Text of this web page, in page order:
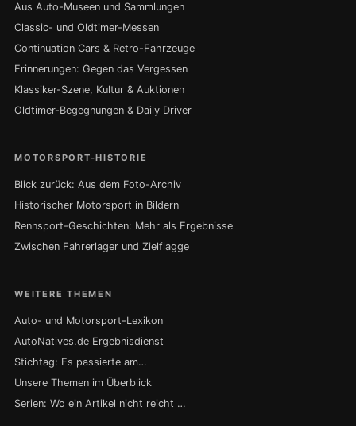
Aus Auto-Museen und Sammlungen
Classic- und Oldtimer-Messen
Continuation Cars & Retro-Fahrzeuge
Erinnerungen: Gegen das Vergessen
Klassiker-Szene, Kultur & Auktionen
Oldtimer-Begegnungen & Daily Driver
MOTORSPORT-HISTORIE
Blick zurück: Aus dem Foto-Archiv
Historischer Motorsport in Bildern
Rennsport-Geschichten: Mehr als Ergebnisse
Zwischen Fahrerlager und Zielflagge
WEITERE THEMEN
Auto- und Motorsport-Lexikon
AutoNatives.de Ergebnisdienst
Stichtag: Es passierte am…
Unsere Themen im Überblick
Serien: Wo ein Artikel nicht reicht …